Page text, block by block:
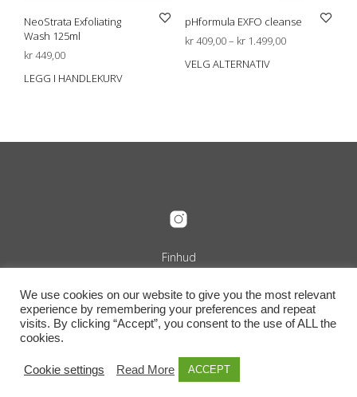
NeoStrata Exfoliating
Wash 125ml
kr449,00
LEGG I HANDLEKURV
pHformula EXFO cleanse
kr409,00– kr1.499,00Prisområde:
VELG ALTERNATIV
Finhud
Org.nr. 989 240 889
+47 916 29 322
info@finhud.no
Niels Juels Gate 25, 0257 Oslo
We use cookies on our website to give you the most relevant
experience by remembering your preferences and repeat
visits. By clicking “Accept”, you consent to the use of ALL the
cookies.
Cookie settings Read More ACCEPT